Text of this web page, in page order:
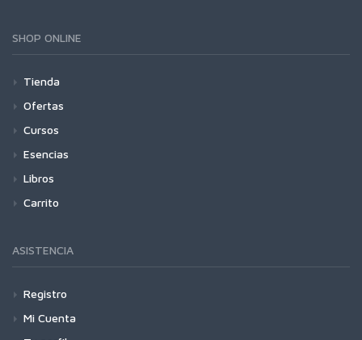
SHOP ONLINE
Tienda
Ofertas
Cursos
Esencias
Libros
Carrito
ASISTENCIA
Registro
Mi Cuenta